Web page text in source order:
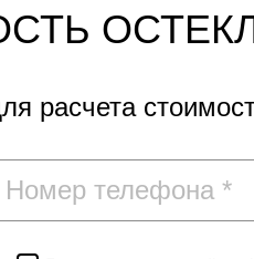
расчета